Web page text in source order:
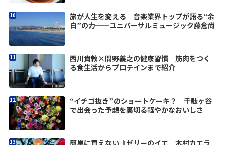
旅が人生を変える 音楽業界トップが語る“余
白”の力──ユニバーサルミュージック藤倉尚
西川貴教×間野義之の健康習慣 筋肉をつく
る食生活からプロテインまで紹介
“イチゴ抜き”のショートケーキ？ 千駄ヶ谷
で出会った予想を裏切る軽やかなおいしさ